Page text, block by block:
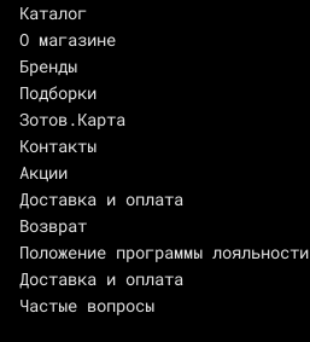
Каталог
О магазине
Бренды
Подборки
Зотов.Карта
Контакты
Акции
Доставка и оплата
Возврат
Положение программы лояльности
Доставка и оплата
Частые вопросы